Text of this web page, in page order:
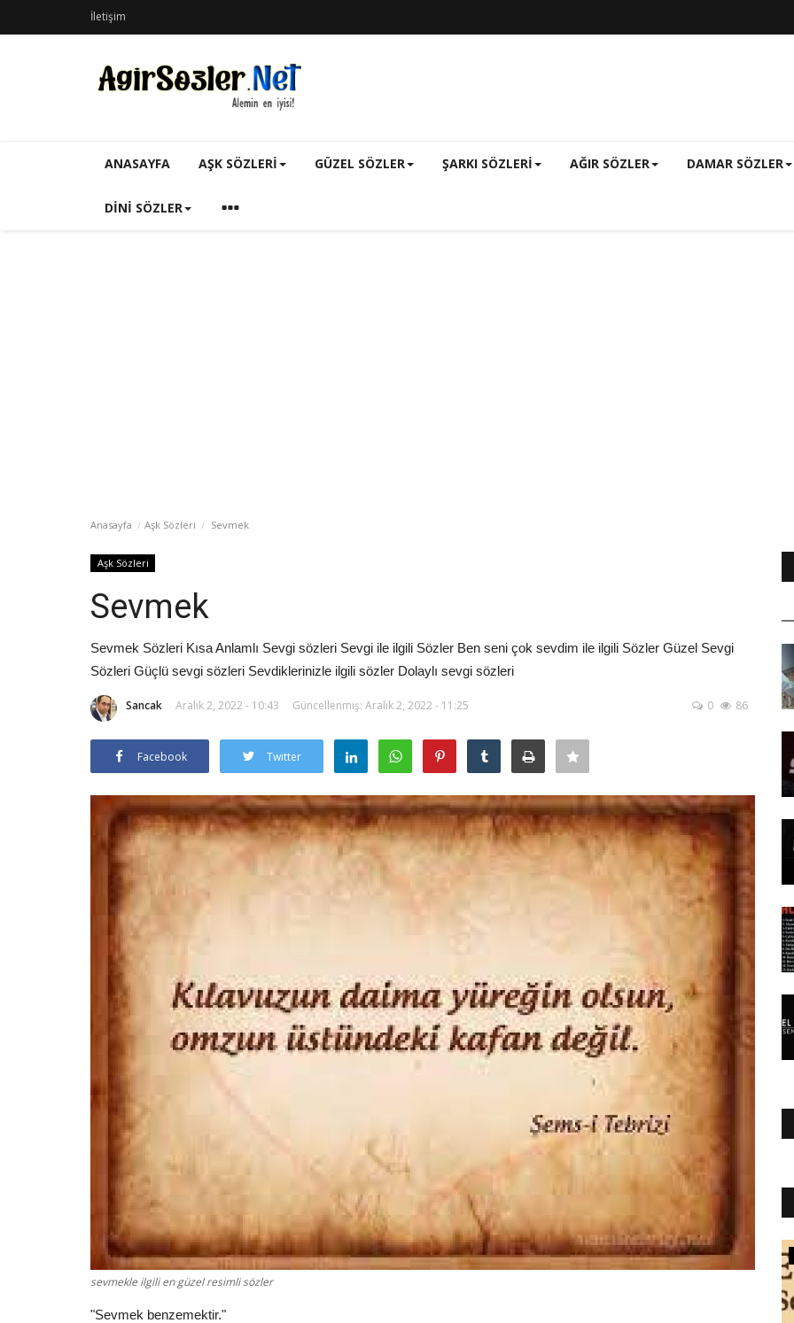
İletişim
ANASAYFA AŞK SÖZLERI GÜZEL SÖZLER ŞARKI SÖZLERI AĞIR SÖZLER DAMAR SÖZLER
DINI SÖZLER
Anasayfa Aşk Sözleri Sevmek
Aşk Sözleri
Sevmek
Sevmek Sözleri Kısa Anlamlı Sevgi sözleri Sevgi ile ilgili Sözler Ben seni çok sevdim ile ilgili Sözler Güzel Sevgi
Sözleri Güçlü sevgi sözleri Sevdiklerinizle ilgili sözler Dolaylı sevgi sözleri
Sancak Aralık 2, 2022 - 10:43 Güncellenmiş: Aralık 2, 2022 - 11:25 0 86
Facebook Twitter
sevmekle ilgili en güzel resimli sözler
"Sevmek benzemektir."
Ağır Sözler Şarkı Sözleri